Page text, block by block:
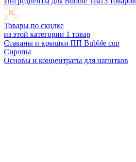
Товары по скидке
из этой категории 1 товар
Стаканы и крышки ПП Bubble cup
Сиропы
Основы и концентраты для напитков